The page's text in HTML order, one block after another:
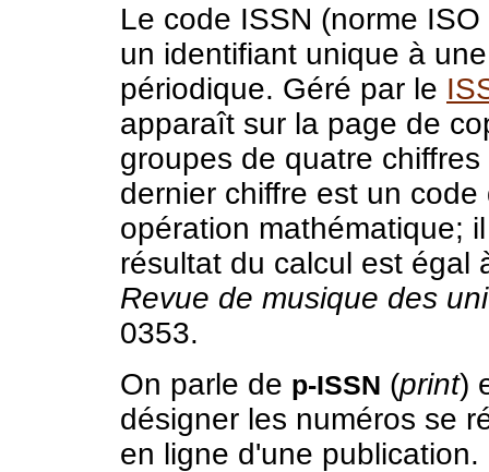
Le code ISSN (norme
un identifiant unique à
périodique. Géré par le
apparaît sur la page de
groupes de quatre
dernier chiffre est un
opération mathématique;
résultat du calcul est égal
Revue de musique des
0353.
On parle de p-ISSN (print)
désigner les numéros se
en ligne d'une publication.